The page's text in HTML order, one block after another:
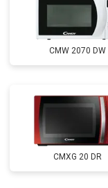
CMW 2070 DW
CMXG 20 DR